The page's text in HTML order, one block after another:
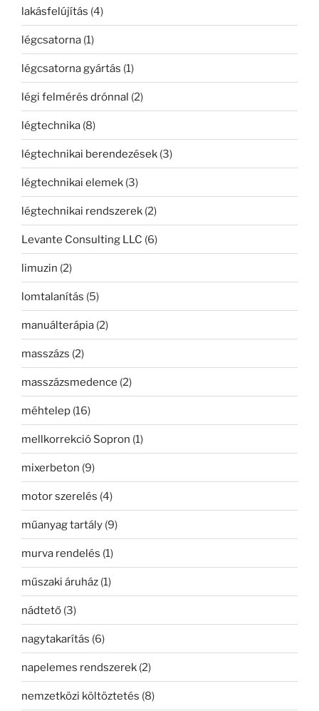
lakásfelújítás (4)
légcsatorna (1)
légcsatorna gyártás (1)
légi felmérés drónnal (2)
légtechnika (8)
légtechnikai berendezések (3)
légtechnikai elemek (3)
légtechnikai rendszerek (2)
Levante Consulting LLC (6)
limuzin (2)
lomtalanítás (5)
manuálterápia (2)
masszázs (2)
masszázsmedence (2)
méhtelep (16)
mellkorrekció Sopron (1)
mixerbeton (9)
motor szerelés (4)
műanyag tartály (9)
murva rendelés (1)
műszaki áruház (1)
nádtető (3)
nagytakarítás (6)
napelemes rendszerek (2)
nemzetközi költöztetés (8)